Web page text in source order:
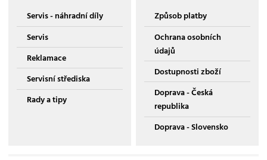
Servis - náhradní díly
Servis
Reklamace
Servisní střediska
Rady a tipy
Způsob platby
Ochrana osobních
údajů
Dostupnosti zboží
Doprava - Česká
republika
Doprava - Slovensko